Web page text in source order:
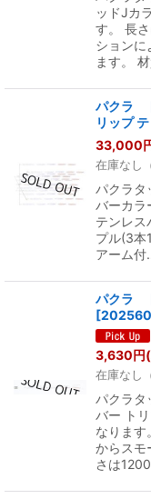
ッドJカ
す。 長
ションに
ます。
パクラ
リップ
33,000
在庫なし
パクラ
バーカラ
テンレス
プル(3本
アーム
パクラ
[
3,630円
在庫なし
パクラ
バー ト
なります
からスモ
さは